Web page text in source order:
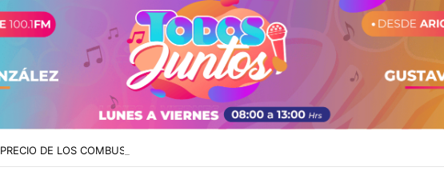
PRECIO DE LOS COMBUSTIBLES SE CONGELA ESTA SEMANA SEGÚN REPORTE DE ENAP